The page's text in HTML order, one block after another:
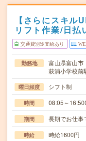
【さらにスキル
リフト作業/日払
交通費別途支給あり
勤務地
富山県富山市
萩浦小学校前
曜日頻度 シフト制
時間 08:05～
期間 長期でお仕事
時給 時給1600円